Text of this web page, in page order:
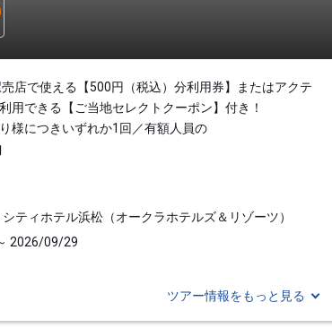
店で使える【500円（税込）分利用券】またはアクテ
用できる【ご当地セレクトクーポン】付き！
様につきいずれか1回／有額人員の
ティホテル浜松（オークラホテルズ＆リゾーツ）
2026/09/29
ツアー情報をもっと見る